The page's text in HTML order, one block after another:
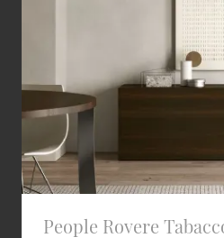
People Rovere